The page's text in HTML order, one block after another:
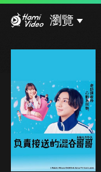
瀏覽